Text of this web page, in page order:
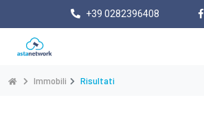
+39 0282396408
Immobili Risultati